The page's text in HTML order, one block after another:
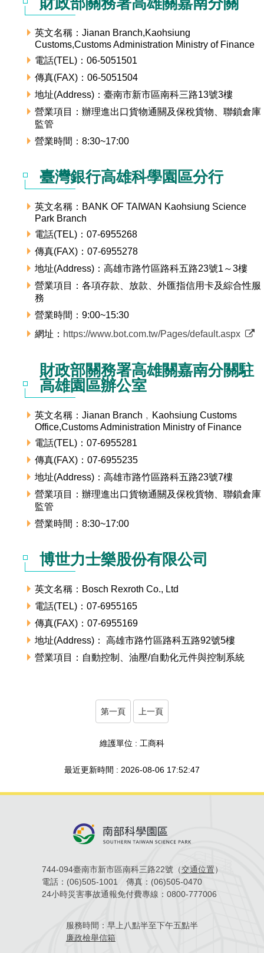
英文名稱：Jianan Branch,Kaohsiung
Customs,Customs Administration Ministry of Finance
電話(TEL)：06-5051501
傳真(FAX)：06-5051504
地址(Address)：臺南市新市區南科三路13號3樓
營業項目：辦理進出口貨物通關及保稅貨物、聯鎖倉庫
監管
營業時間：8:30~17:00
臺灣銀行高雄科學園區分行
英文名稱：BANK OF TAIWAN Kaohsiung Science
Park Branch
電話(TEL)：07-6955268
傳真(FAX)：07-6955278
地址(Address)：高雄市路竹區路科五路23號1～3樓
營業項目：各項存款、放款、外匯指信用卡及綜合性服
務
營業時間：9:00~15:30
網址： https://www.bot.com.tw/Pages/default.aspx
財政部關務署高雄關嘉南分關駐
高雄園區辦公室
英文名稱：Jianan Branch﹐Kaohsiung Customs
Office,Customs Administration Ministry of Finance
電話(TEL)：07-6955281
傳真(FAX)：07-6955235
地址(Address)：高雄市路竹區路科五路23號7樓
營業項目：辦理進出口貨物通關及保稅貨物、聯鎖倉庫
監管
營業時間：8:30~17:00
博世力士樂股份有限公司
英文名稱：Bosch Rexroth Co., Ltd
電話(TEL)：07-6955165
傳真(FAX)：07-6955169
地址(Address)： 高雄市路竹區路科五路92號5樓
營業項目：自動控制、油壓/自動化元件與控制系統
第一頁 上一頁
維護單位 : 工商科
最近更新時間 : 2026-08-06 17:52:47
744-094臺南市新市區南科三路22號（交通位置）
電話： (06)505-1001 傳真： (06)505-0470
24小時災害事故通報免付費專線： 0800-777006
服務時間： 早上八點半至下午五點半
廉政檢舉信箱